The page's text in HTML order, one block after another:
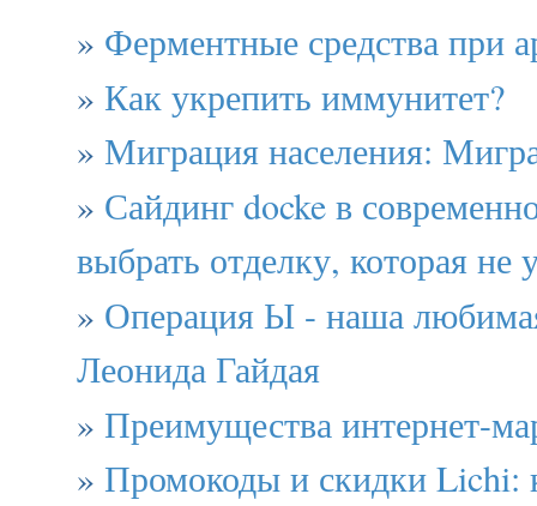
» Ферментные средства при
» Как укрепить иммунитет?
» Миграция населения:
» Сайдинг docke в
выбрать отделку, которая не
» Операция Ы - наша
Леонида Гайдая
» Преимущества интернет-
» Промокоды и скидки Lichi: